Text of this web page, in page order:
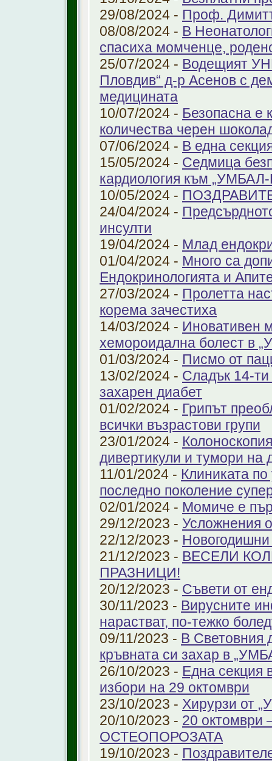
29/08/2024 - Проф.
08/08/2024 - В
спасиха момченце,
25/07/2024 - Водещият
Пловдив“ д-р Асенов с
медицината
10/07/2024 - Безопасна е
количества черен
07/06/2024 - В една
15/05/2024 - Седмица
кардиология към
10/05/2024 -
24/04/2024 -
инсулти
19/04/2024 - Млад
01/04/2024 - Много са
Ендокринологията и
27/03/2024 - Пролетта
корема зачестиха
14/03/2024 - Иновативен
хемороидална болест в
01/03/2024 - Писмо от
13/02/2024 - Сладък 14-
захарен диабет
01/02/2024 - Грипът
всички възрастови групи
23/01/2024 -
дивертикули и тумори на
11/01/2024 - Клиниката
последно поколение
02/01/2024 - Момиче е
29/12/2023 - Усложнения
22/12/2023 -
21/12/2023 - ВЕСЕЛИ
ПРАЗНИЦИ!
20/12/2023 - Съвети от
30/11/2023 - Вирусните
нарастват, по-тежко
09/11/2023 - В Световния
кръвната си захар в
26/10/2023 - Една секция
избори на 29 октомври
23/10/2023 - Хирурзи от
20/10/2023 - 20
ОСТЕОПОРОЗАТА
19/10/2023 -